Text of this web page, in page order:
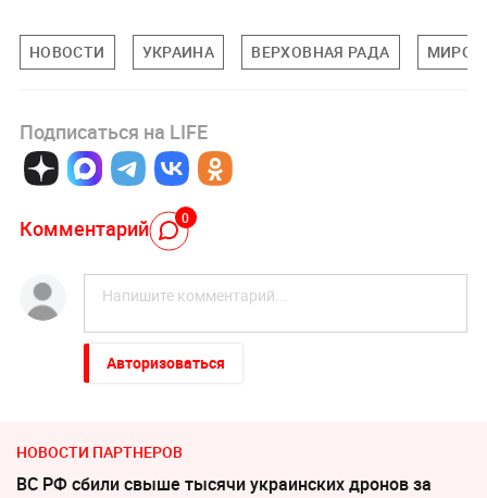
НОВОСТИ УКРАИНА ВЕРХОВНАЯ РАДА
Подписаться на LIFE
Комментарий 0
Авторизоваться
НОВОСТИ ПАРТНЕРОВ
ВС РФ сбили свыше тысячи украинских дронов за